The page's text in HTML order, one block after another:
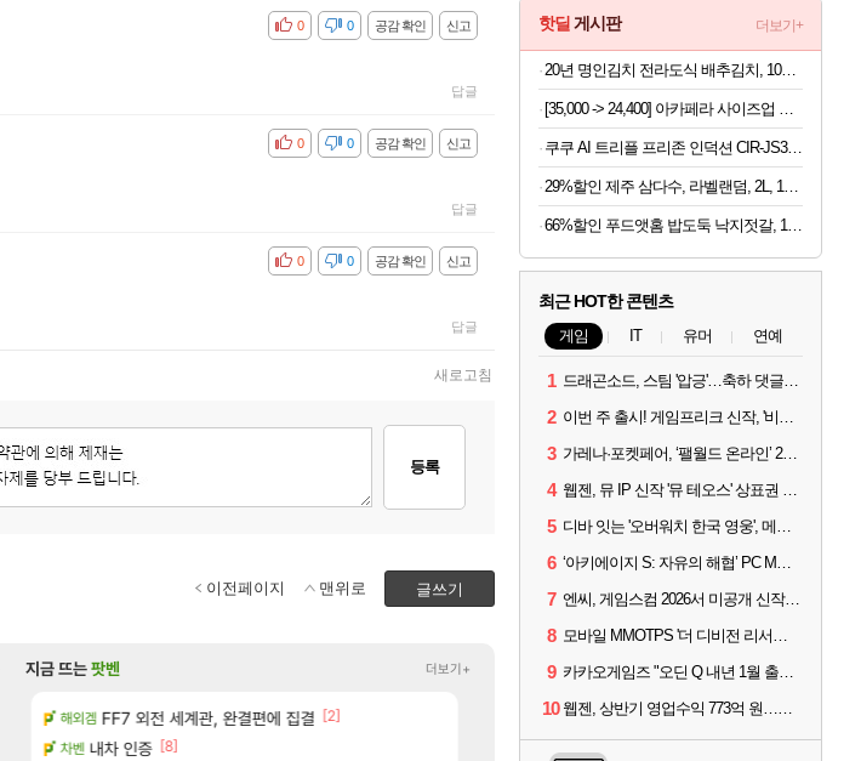
신고
공감 확인
비공감 0
0
답글
신고
공감 확인
비공감 0
0
답글
신고
공감 확인
비공감 0
0
답글
새로고침
등록
글쓰기
이전페이지 맨위로
메이플 와 ㅁㅊ 컴플뜸ㅋㅋ
[65]
메이플 이적자 숙코 시ㅡ발련아
이건 대체 뭐하는 짓이냐? [115]
너넨 대난 함부로 가지 마라..
[44]
지금 뜨는팟벤 더보기+
해외겜 FF7 외전 세계관, 완결편에 집결 [2]
차벤 내차 인증 [8]
섭컬겜 넷마블, 신작 서브컬쳐 게임 [펄 인 블루] 티저 사이트
아주프로 4컷 만화 | 야간 보초는 너무 힘들어
핫딜 게시판 더보기+
20년 명인김치 전라도식 배추김치, 10kg, 1박스
쿠쿠 AI 트리플 프리존 인덕션 CIR-JS301FW
66%할인 푸드앳홈 밥도둑 낙지젓갈, 1kg, 1개
최근 HOT한 콘텐츠
게임 IT 유머 연예
1 드래곤소드, 스팀 '압긍'…축하 댓글 달고 게임 코드 받자!
2 이번 주 출시! 게임프리크 신작, '비스트 오브 리인카네이션'
3 가레나·포켓페어, ‘팰월드 온라인’ 2026년 출시 예고
4 웹젠, 뮤 IP 신작 '뮤 테오스' 상표권 출원
5 디바 잇는 '오버워치 한국 영웅', 메카 파일럿 디몬 나온다
6 ‘아키에이지 S: 자유의 해협’ PC MMORPG로 개발한다
7 엔씨, 게임스컴 2026서 미공개 신작 최초 공개
8 모바일 MMOTPS '더 디비전 리서전스', 6일 스팀에도 출시
9 카카오게임즈 "오딘 Q 내년 1월 출시, 연기는 없다"
10 웹젠, 상반기 영업수익 773억 원…순이익 89% 증가